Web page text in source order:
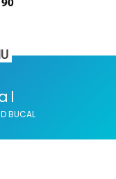
BUCAL